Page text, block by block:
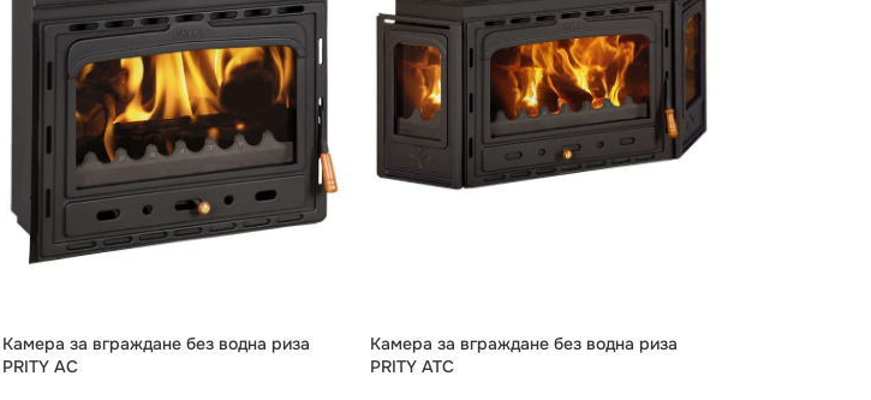
Камера за вграждане без водна риза
PRITY O
Камера за вграждане PRITY C без водна
риза